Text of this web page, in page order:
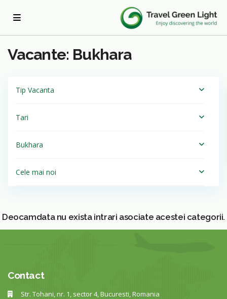
Acasa
Vacante: Bukhara
Tip Vacanta
Tari
Bukhara
Cele mai noi
Deocamdata nu exista intrari asociate acestei categorii.
Contact
Str. Tohani, nr. 1, sector 4, Bucuresti, Romania